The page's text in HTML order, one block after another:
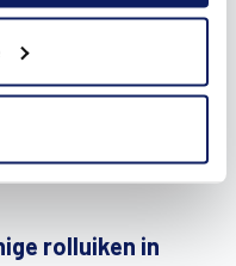
te maken, wat
Daarom ontwikkelden we
werkt volgens een
rolluiken in